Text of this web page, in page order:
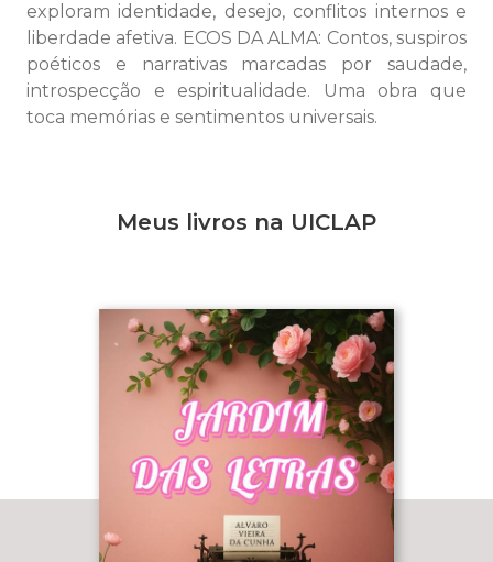
exploram identidade, desejo, conflitos internos e
liberdade afetiva. ECOS DA ALMA: Contos, suspiros
poéticos e narrativas marcadas por saudade,
introspecção e espiritualidade. Uma obra que
toca memórias e sentimentos universais.
Meus livros na UICLAP